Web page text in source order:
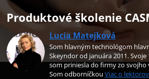
Produktové školenie
Lucia Matejková
Som hlavným technológom
Skeyndor od januára 2011.
som priniesla do firmy zo svojho
Som odborníčkou Viac o